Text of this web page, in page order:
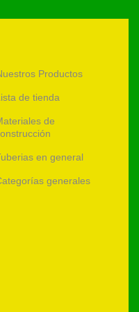
Productos
de tienda
de
en general
generales